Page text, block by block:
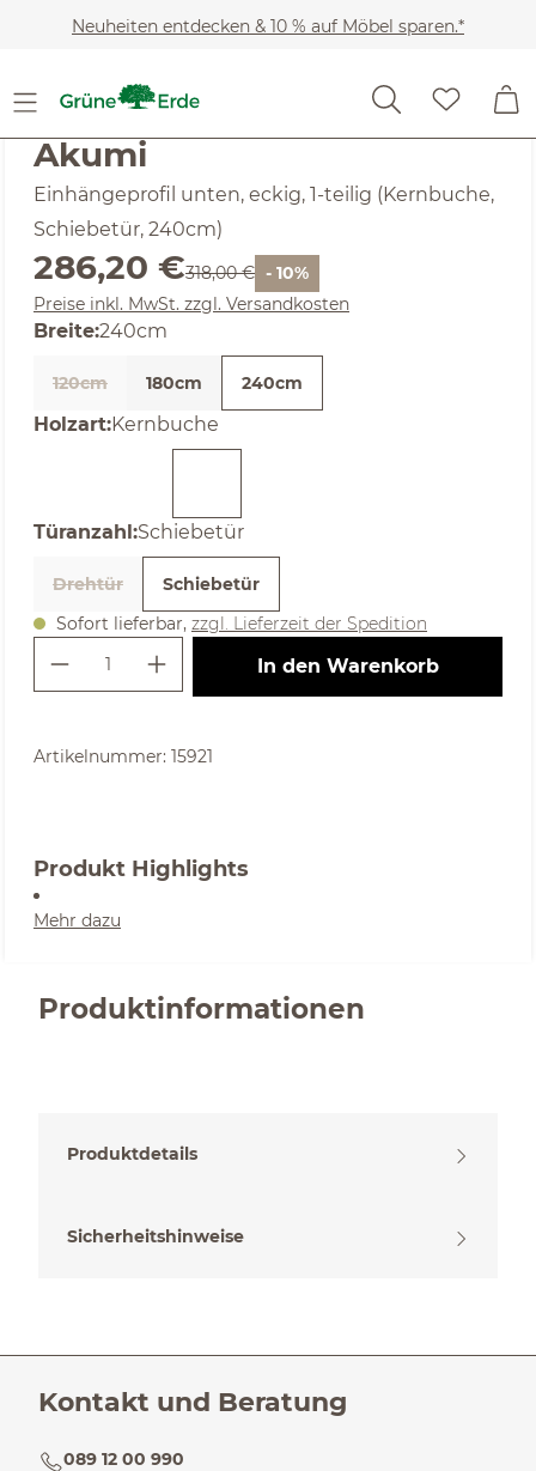
Zum Hauptinhalt springen
Neuheiten entdecken & 10 % auf Möbel sparen.*
Noch keine Bewertungen
Akumi
Einhängeprofil unten, eckig, 1-teilig (Kernbuche,
Schiebetür, 240cm)
Verkaufspreis:
286,20 €Regulärer Preis:
318,00 € - 10%
Preise inkl. MwSt. zzgl. Versandkosten
Breiteauswählen
:240cm
120cm 180cm 240cm
Holzartauswählen
:Kernbuche
Türanzahlauswählen
:Schiebetür
Drehtür
Schiebetür
Sofort lieferbar, zzgl. Lieferzeit der Spedition
Produkt Anzahl: Gib den
In den Warenkorb
Artikelnummer: 15921
Produkt Highlights
Mehr dazu
Produktinformationen
Produktdetails
Sicherheitshinweise
Kontakt und Beratung
089 12 00 990